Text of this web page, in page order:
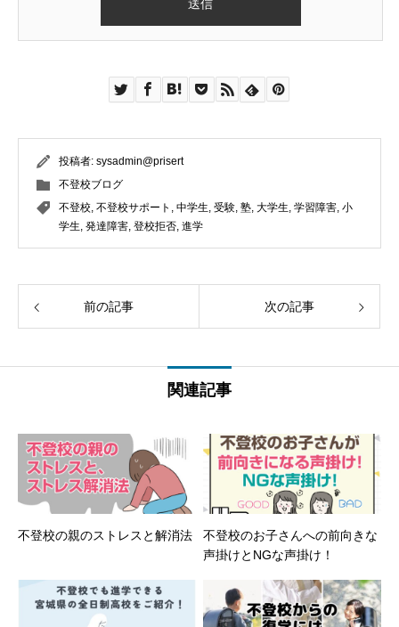
投稿者: sysadmin@prisert
不登校ブログ
不登校 不登校サポート 中学生 受験 塾 大学生 学習障害 小
学生 発達障害 登校拒否 進学
前の記事 次の記事
関連記事
不登校の親のストレスと解消法
不登校のお子さんへの前向きな
声掛けとNGな声掛け！